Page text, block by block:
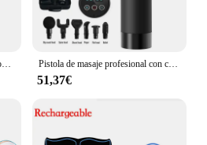
Columna de espuma para Yoga, rodillo de espuma para entrenamiento muscular, Pilates, deportes, terapia de puntos gatillo, gimnasio en casa, ejercicio Pistola de masaje profesional con cabeza caliente y fría, percusión eléctrica, Fascia, relajación muscular de tejido, alivio del dolor, moldeador de Fitness
51,37€